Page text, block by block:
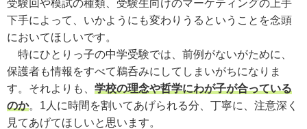
受験回や模試の種類、受験生向けのマーケティングの上手
下手によって、いかようにも変わりうるということを念頭
においてほしいです。
特にひとりっ子の中学受験では、前例がないがために、
保護者も情報をすべて鵜呑みにしてしまいがちになりま
す。それよりも、 学校の理念や哲学にわが子が合っている
のか。1人に時間を割いてあげられる分、丁寧に、注意深く
見てあげてほしいと思います。